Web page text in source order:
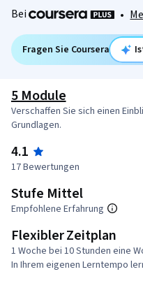
Bei
•
Fragen Sie Coursera
5 Module
Verschaffen Sie sich einen
Grundlagen.
4.1
17 Bewertungen
Stufe Mittel
Empfohlene Erfahrung
Flexibler Zeitplan
1 Woche bei 10 Stunden eine
In Ihrem eigenen Lerntempo